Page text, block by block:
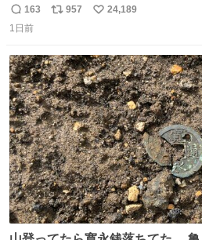
い。 なんなら敬語で丁寧に煽りま
返
信
163
リ
ト
数
957
い
数
24,189
1日前